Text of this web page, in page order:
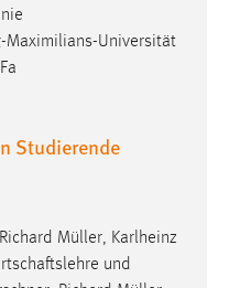
Maximilians-Universität
Studierende
Müller, Karlheinz
und
anonym.
zu verstehen, wie